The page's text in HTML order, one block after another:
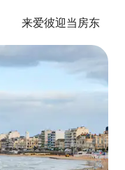
来爱彼迎当房东